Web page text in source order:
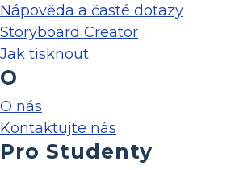
Nápověda a časté dotazy
Storyboard Creator
Jak tisknout
O
O nás
Kontaktujte nás
Pro Studenty